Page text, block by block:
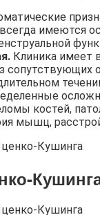
имеются
Клиника имеет
сопутствующих
костей,
мышц,